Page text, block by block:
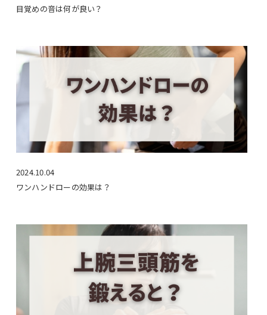
目覚めの音は何が良い？
2024.10.04
ワンハンドローの効果は？